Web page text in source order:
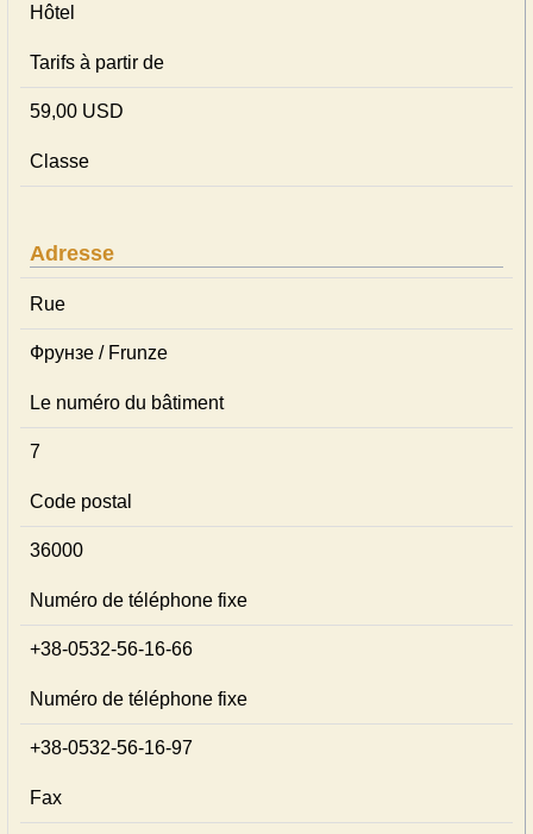
Hôtel
Tarifs à partir de
59,00 USD
Classe
Adresse
Rue
Фрунзе / Frunze
Le numéro du bâtiment
7
Code postal
36000
Numéro de téléphone fixe
+38-0532-56-16-66
Numéro de téléphone fixe
+38-0532-56-16-97
Fax